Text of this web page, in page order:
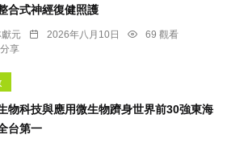
合式神經復健照護
元 2026年八月10日
69 觀看
享
物科技與應用微生物躋身世界前30強東海
台第一